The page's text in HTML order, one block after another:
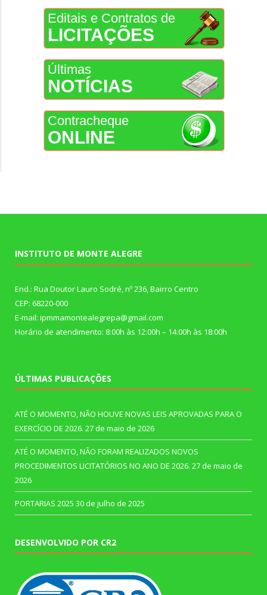
Editais e Contratos de
LICITAÇÕES
Últimas
NOTÍCIAS
Contracheque
ONLINE
INSTITUTO DE MONTE ALEGRE
End.: Rua Doutor Lauro Sodré, nº 236, Bairro Centro
CEP: 68220-000
E-mail: ipmmamontealegrepa@gmail.com
Horário de atendimento: 8:00h às 12:00h – 14:00h às 18:00h
ÚLTIMAS PUBLICAÇÕES
ATÉ O MOMENTO, NÃO HOUVE NOVAS LEIS APROVADAS PARA O
EXERCÍCIO DE 2026. 27 de maio de 2026
ATÉ O MOMENTO, NÃO FORAM REALIZADOS NOVOS
PROCEDIMENTOS LICITATÓRIOS NO ANO DE 2026. 27 de maio de
2026
PORTARIAS 2025 30 de julho de 2025
DESENVOLVIDO POR CR2